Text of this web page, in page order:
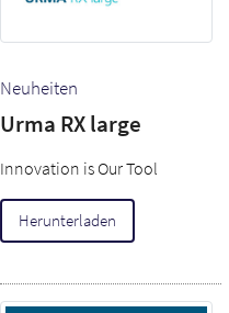
Neuheiten
Urma RX large
Innovation is Our Tool
Herunterladen